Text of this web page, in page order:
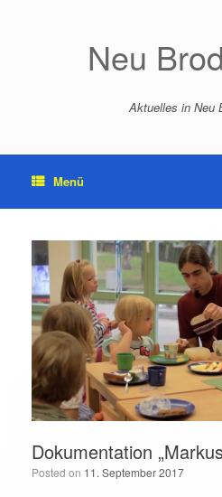
Neu
Aktuelles in Neu
Menü
Dokumentation
Posted on 11. September 2017